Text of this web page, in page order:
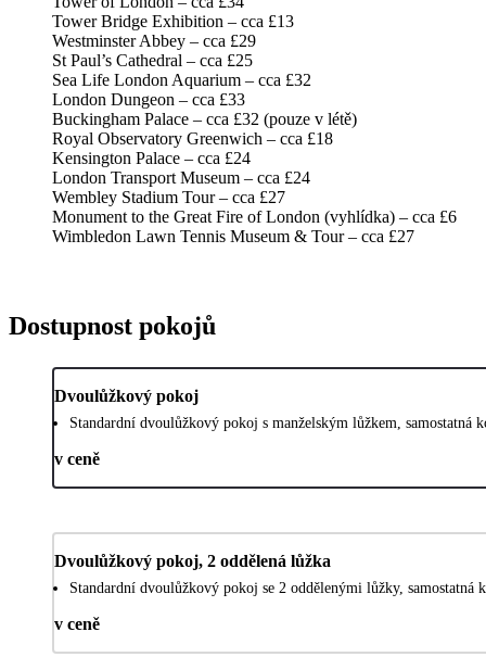
Tower Bridge Exhibition – cca £13
Westminster Abbey – cca £29
St Paul’s Cathedral – cca £25
Sea Life London Aquarium – cca £32
London Dungeon – cca £33
Buckingham Palace – cca £32 (pouze v létě)
Royal Observatory Greenwich – cca £18
Kensington Palace – cca £24
London Transport Museum – cca £24
Wembley Stadium Tour – cca £27
Monument to the Great Fire of London (vyhlídka) – cca £6
Wimbledon Lawn Tennis Museum & Tour – cca £27
Dostupnost pokojů
Dvoulůžkový pokoj
Standardní dvoulůžkový pokoj s manželským lůžkem, samostatná
v ceně
Dvoulůžkový pokoj, 2 oddělená lůžka
Standardní dvoulůžkový pokoj se 2 oddělenými lůžky, samostatná
v ceně